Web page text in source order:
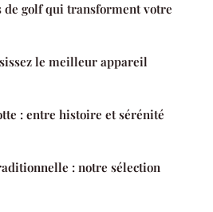
de golf qui transforment votre
le meilleur appareil
: entre histoire et sérénité
: notre sélection